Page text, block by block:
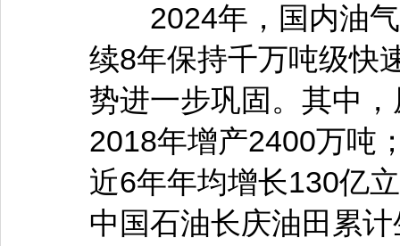
2024年，国内油气
续8年保持千万吨级快
势进一步巩固。其中
2018年增产2400万吨
近6年年均增长130亿
中国石油长庆油田累